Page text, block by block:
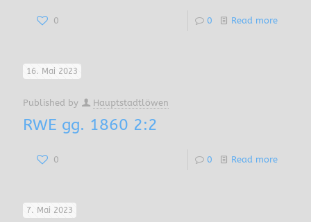
0 0 Read more
16. Mai 2023
Published by Hauptstadtlöwen
RWE gg. 1860 2:2
0 0 Read more
7. Mai 2023